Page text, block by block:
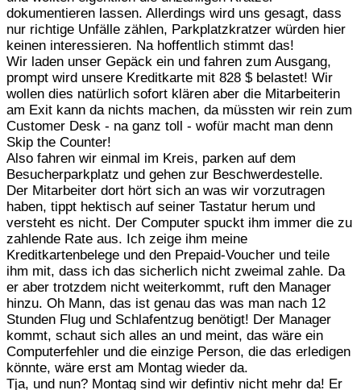
dokumentieren lassen. Allerdings wird uns gesagt, dass
nur richtige Unfälle zählen, Parkplatzkratzer würden hier
keinen interessieren. Na hoffentlich stimmt das!
Wir laden unser Gepäck ein und fahren zum Ausgang,
prompt wird unsere Kreditkarte mit 828 $ belastet! Wir
wollen dies natürlich sofort klären aber die Mitarbeiterin
am Exit kann da nichts machen, da müssten wir rein zum
Customer Desk - na ganz toll - wofür macht man denn
Skip the Counter!
Also fahren wir einmal im Kreis, parken auf dem
Besucherparkplatz und gehen zur Beschwerdestelle.
Der Mitarbeiter dort hört sich an was wir vorzutragen
haben, tippt hektisch auf seiner Tastatur herum und
versteht es nicht. Der Computer spuckt ihm immer die zu
zahlende Rate aus. Ich zeige ihm meine
Kreditkartenbelege und den Prepaid-Voucher und teile
ihm mit, dass ich das sicherlich nicht zweimal zahle. Da
er aber trotzdem nicht weiterkommt, ruft den Manager
hinzu. Oh Mann, das ist genau das was man nach 12
Stunden Flug und Schlafentzug benötigt! Der Manager
kommt, schaut sich alles an und meint, das wäre ein
Computerfehler und die einzige Person, die das erledigen
könnte, wäre erst am Montag wieder da.
Tja, und nun? Montag sind wir defintiv nicht mehr da! Er